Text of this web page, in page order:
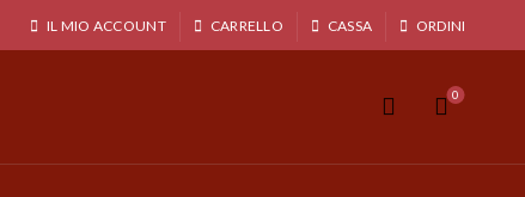
IL MIO ACCOUNT CARRELLO CASSA ORDINI
0